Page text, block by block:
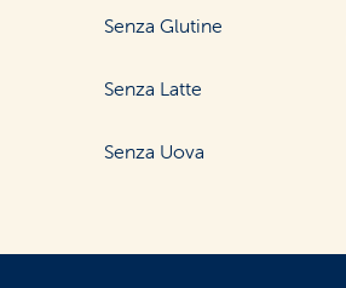
Senza Glutine
Senza Latte
Senza Uova